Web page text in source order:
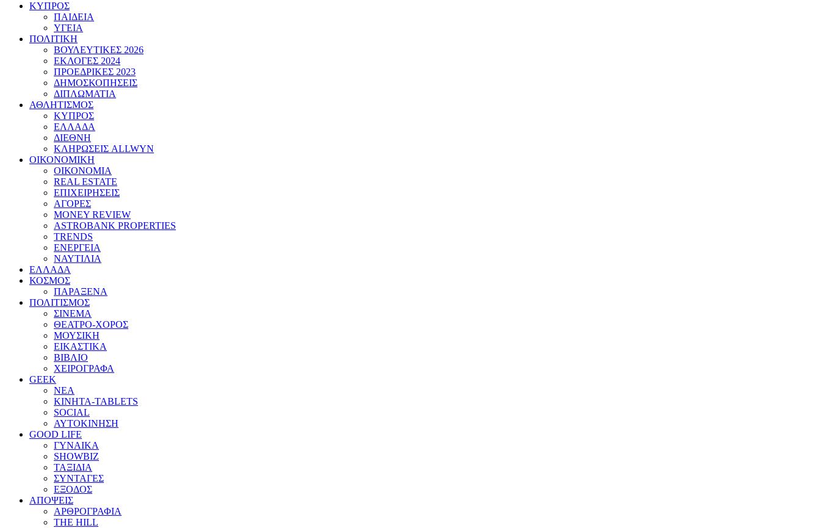
ΚΥΠΡΟΣ
ΠΑΙΔΕΙΑ
ΥΓΕΙΑ
ΠΟΛΙΤΙΚΗ
ΒΟΥΛΕΥΤΙΚΕΣ 2026
ΕΚΛΟΓΕΣ 2024
ΠΡΟΕΔΡΙΚΕΣ 2023
ΔΗΜΟΣΚΟΠΗΣΕΙΣ
ΔΙΠΛΩΜΑΤΙΑ
ΑΘΛΗΤΙΣΜΟΣ
ΚΥΠΡΟΣ
ΕΛΛΑΔΑ
ΔΙΕΘΝΗ
ΚΛΗΡΩΣΕΙΣ ALLWYN
ΟΙΚΟΝΟΜΙΚΗ
ΟΙΚΟΝΟΜΙΑ
REAL ESTATE
ΕΠΙΧΕΙΡΗΣΕΙΣ
ΑΓΟΡΕΣ
MONEY REVIEW
ASTROBANK PROPERTIES
TRENDS
ΕΝΕΡΓΕΙΑ
ΝΑΥΤΙΛΙΑ
ΕΛΛΑΔΑ
ΚΟΣΜΟΣ
ΠΑΡΑΞΕΝΑ
ΠΟΛΙΤΙΣΜΟΣ
ΣΙΝΕΜΑ
ΘΕΑΤΡΟ-ΧΟΡΟΣ
ΜΟΥΣΙΚΗ
ΕΙΚΑΣΤΙΚΑ
ΒΙΒΛΙΟ
ΧΕΙΡΟΓΡΑΦΑ
GEEK
ΝΕΑ
ΚΙΝΗΤΑ-TABLETS
SOCIAL
ΑΥΤΟΚΙΝΗΣΗ
GOOD LIFE
ΓΥΝΑΙΚΑ
SHOWBIZ
ΤΑΞΙΔΙΑ
ΣΥΝΤΑΓΕΣ
ΕΞΟΔΟΣ
ΑΠΟΨΕΙΣ
ΑΡΘΡΟΓΡΑΦΙΑ
THE HILL